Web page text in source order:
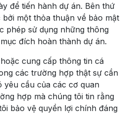
để tiến hành dự án. Bên thứ
một thỏa thuận về bảo mật
phép sử dụng những thông
đích hoàn thành dự án.
cung cấp thông tin cá
các trường hợp thật sự cần
yêu cầu của các cơ quan
hợp mà chúng tôi tin rằng
bảo vệ quyền lợi chính đáng